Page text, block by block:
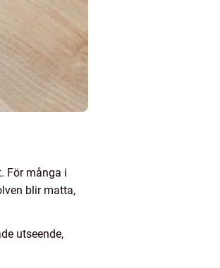
För många i
blir matta,
utseende,